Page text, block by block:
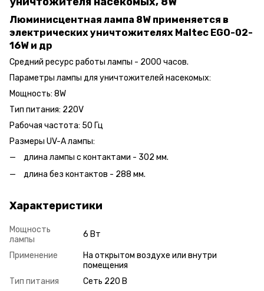
Люминисцентная лампа 8W применяется в
электрических уничтожителях Maltec EGO-02-
16W и др
Средний ресурс работы лампы - 2000 часов.
Параметры лампы для уничтожителей насекомых:
Мощность: 8W
Тип питания: 220V
Рабочая частота: 50 Гц
Размеры UV-А лампы:
длина лампы с контактами - 302 мм.
длина без контактов - 288 мм.
Характеристики
Мощность
лампы
6 Вт
Применение
На открытом воздухе или внутри
помещения
Тип питания
Сеть 220 В